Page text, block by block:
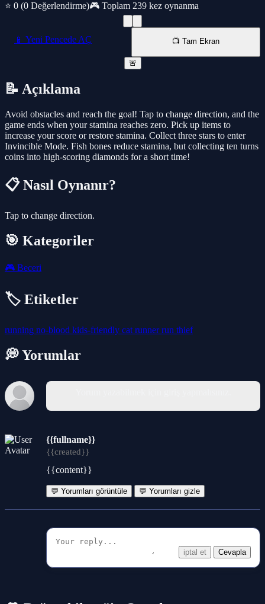
⭐ 0 (0 Değerlendirme)🎮 Toplam 239 kez oynanma
📱 Yeni Pencede AÇ 📺 Tam Ekran
🚨
📝 Açıklama
Avoid obstacles and reach the goal! Tap to change direction, and the
game ends when your stamina reaches zero. Pick up items to
increase your score or restore stamina. Collect three stars to enter
Invincible Mode. Fish bones reduce stamina, but collecting ten turns
coins into high-scoring diamonds for a short time!
📋 Nasıl Oynanır?
Tap to change direction.
🎯 Kategoriler
🎮 Beceri
🏷️ Etiketler
running no-blood kids-friendly cat runnerrun thief
💭 Yorumlar
{{fullname}}
{{created}}
{{content}}
💬 Yorumları görüntüle 💬 Yorumları gizle
iptal et Cevapla